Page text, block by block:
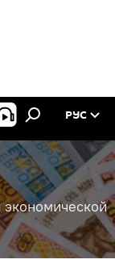
РУС
экономической